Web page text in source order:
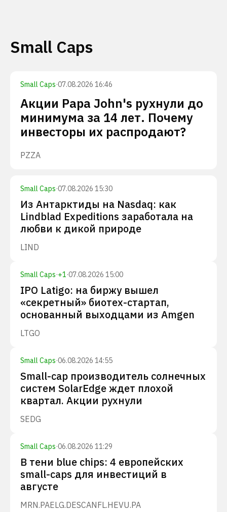
Small Caps
Small Caps·07.08.2026 16:46
Акции Papa John's рухнули до
минимума за 14 лет. Почему
инвесторы их распродают?
PZZA
Small Caps·07.08.2026 15:30
Из Антарктиды на Nasdaq: как
Lindblad Expeditions заработала на
любви к дикой природе
LIND
Small Caps·+1·07.08.2026 15:00
IPO Latigo: на биржу вышел
«секретный» биотех-стартап,
основанный выходцами из Amgen
LTGO
Small Caps·06.08.2026 14:55
Small-cap производитель солнечных
систем SolarEdge ждет плохой
квартал. Акции рухнули
SEDG
Small Caps·06.08.2026 11:29
В тени blue chips: 4 европейских
small-caps для инвестиций в
августе
MRN.PAELG.DESCANFL.HEVU.PA